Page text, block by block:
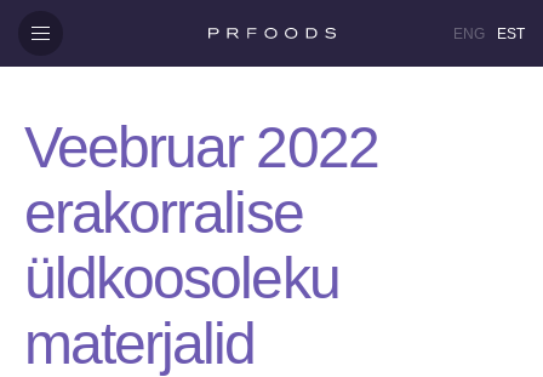
ENG EST
Veebruar 2022
erakorralise
üldkoosoleku
materjalid